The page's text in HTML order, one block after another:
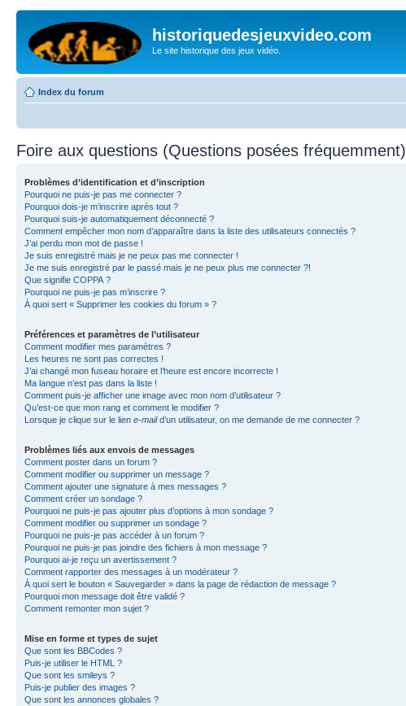
historiquedesjeuxvideo.com
Le site historique des jeux vidéo.
Index du forum
Foire aux questions (Questions posées fréquemment)
Problèmes d’identification et d’inscription
Pourquoi ne puis-je pas me connecter ?
Pourquoi dois-je m’inscrire après tout ?
Pourquoi suis-je automatiquement déconnecté ?
Comment empêcher mon nom d’apparaître dans la liste des utilisateurs connectés ?
J’ai perdu mon mot de passe !
Je suis enregistré mais je ne peux pas me connecter !
Je me suis enregistré par le passé mais je ne peux plus me connecter ?!
Que signifie COPPA ?
Pourquoi ne puis-je pas m’inscrire ?
À quoi sert « Supprimer les cookies du forum » ?
Préférences et paramètres de l’utilisateur
Comment modifier mes paramètres ?
Les heures ne sont pas correctes !
J’ai changé mon fuseau horaire et l’heure est encore incorrecte !
Ma langue n’est pas dans la liste !
Comment puis-je afficher une image avec mon nom d’utilisateur ?
Qu’est-ce que mon rang et comment le modifier ?
Lorsque je clique sur le lien e-maild’un utilisateur, on me demande de me connecter ?
Problèmes liés aux envois de messages
Comment poster dans un forum ?
Comment modifier ou supprimer un message ?
Comment ajouter une signature à mes messages ?
Comment créer un sondage ?
Pourquoi ne puis-je pas ajouter plus d’options à mon sondage ?
Comment modifier ou supprimer un sondage ?
Pourquoi ne puis-je pas accéder à un forum ?
Pourquoi ne puis-je pas joindre des fichiers à mon message ?
Pourquoi ai-je reçu un avertissement ?
Comment rapporter des messages à un modérateur ?
À quoi sert le bouton « Sauvegarder » dans la page de rédaction de message ?
Pourquoi mon message doit être validé ?
Comment remonter mon sujet ?
Mise en forme et types de sujet
Que sont les BBCodes ?
Puis-je utiliser le HTML ?
Que sont les smileys ?
Puis-je publier des images ?
Que sont les annonces globales ?